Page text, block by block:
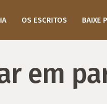
OS ESCRITOS BAIXE
em